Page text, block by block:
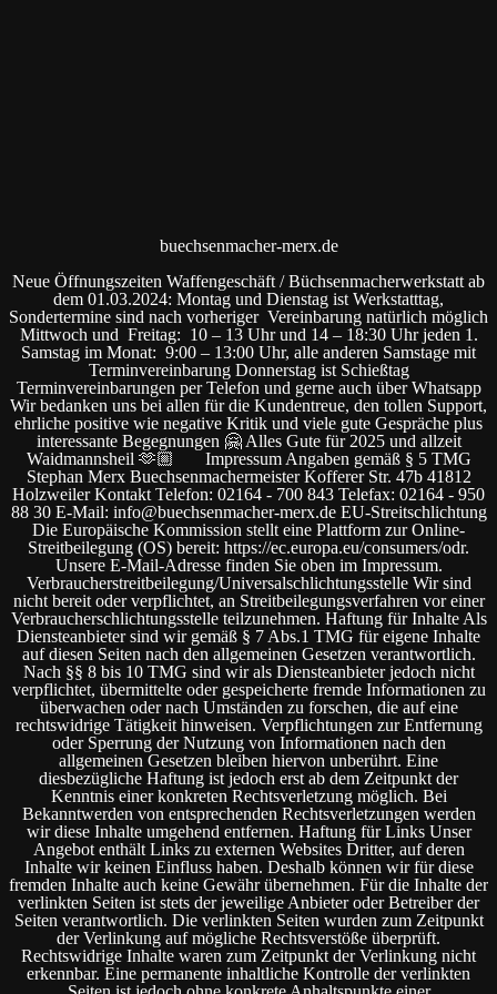
buechsenmacher-merx.de
Neue Öffnungszeiten Waffengeschäft / Büchsenmacherwerkstatt ab
dem 01.03.2024: Montag und Dienstag ist Werkstatttag,
Sondertermine sind nach vorheriger Vereinbarung natürlich möglich
Mittwoch und Freitag: 10 – 13 Uhr und 14 – 18:30 Uhr jeden 1.
Samstag im Monat: 9:00 – 13:00 Uhr, alle anderen Samstage mit
Terminvereinbarung Donnerstag ist Schießtag
Terminvereinbarungen per Telefon und gerne auch über Whatsapp
Wir bedanken uns bei allen für die Kundentreue, den tollen Support,
ehrliche positive wie negative Kritik und viele gute Gespräche plus
interessante Begegnungen 🤗 Alles Gute für 2025 und allzeit
Waidmannsheil 🫶🏼 Impressum Angaben gemäß § 5 TMG
Stephan Merx Buechsenmachermeister Kofferer Str. 47b 41812
Holzweiler Kontakt Telefon: 02164 - 700 843 Telefax: 02164 - 950
88 30 E-Mail: info@buechsenmacher-merx.de EU-Streitschlichtung
Die Europäische Kommission stellt eine Plattform zur Online-
Streitbeilegung (OS) bereit: https://ec.europa.eu/consumers/odr.
Unsere E-Mail-Adresse finden Sie oben im Impressum.
Verbraucherstreitbeilegung/Universalschlichtungsstelle Wir sind
nicht bereit oder verpflichtet, an Streitbeilegungsverfahren vor einer
Verbraucherschlichtungsstelle teilzunehmen. Haftung für Inhalte Als
Diensteanbieter sind wir gemäß § 7 Abs.1 TMG für eigene Inhalte
auf diesen Seiten nach den allgemeinen Gesetzen verantwortlich.
Nach §§ 8 bis 10 TMG sind wir als Diensteanbieter jedoch nicht
verpflichtet, übermittelte oder gespeicherte fremde Informationen zu
überwachen oder nach Umständen zu forschen, die auf eine
rechtswidrige Tätigkeit hinweisen. Verpflichtungen zur Entfernung
oder Sperrung der Nutzung von Informationen nach den
allgemeinen Gesetzen bleiben hiervon unberührt. Eine
diesbezügliche Haftung ist jedoch erst ab dem Zeitpunkt der
Kenntnis einer konkreten Rechtsverletzung möglich. Bei
Bekanntwerden von entsprechenden Rechtsverletzungen werden
wir diese Inhalte umgehend entfernen. Haftung für Links Unser
Angebot enthält Links zu externen Websites Dritter, auf deren
Inhalte wir keinen Einfluss haben. Deshalb können wir für diese
fremden Inhalte auch keine Gewähr übernehmen. Für die Inhalte der
verlinkten Seiten ist stets der jeweilige Anbieter oder Betreiber der
Seiten verantwortlich. Die verlinkten Seiten wurden zum Zeitpunkt
der Verlinkung auf mögliche Rechtsverstöße überprüft.
Rechtswidrige Inhalte waren zum Zeitpunkt der Verlinkung nicht
erkennbar. Eine permanente inhaltliche Kontrolle der verlinkten